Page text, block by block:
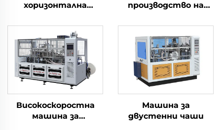
хоризонтална
производство на
хартиени чаши 3 в 1
производство на
Високоскоростна
машина за
Машина за
двустенни чаши